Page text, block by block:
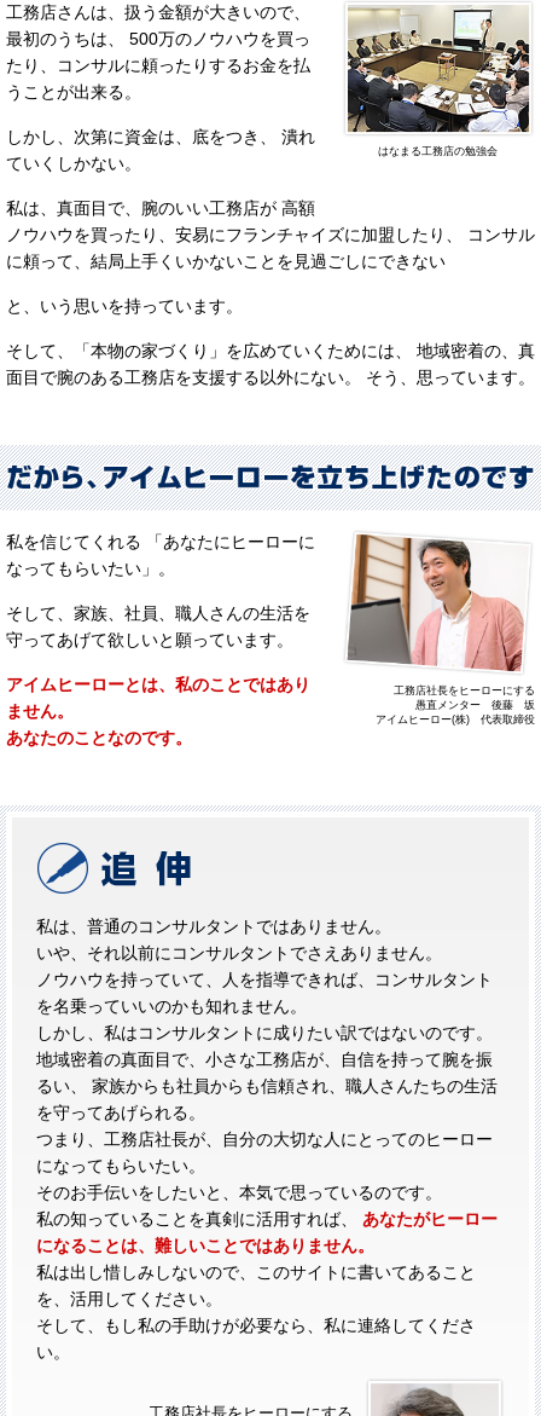
はなまる工務店の勉強会
工務店さんは、扱う金額が大きいので、
最初のうちは、 500万のノウハウを買っ
たり、コンサルに頼ったりするお金を払
うことが出来る。
しかし、次第に資金は、底をつき、 潰れ
ていくしかない。
私は、真面目で、腕のいい工務店が 高額
ノウハウを買ったり、安易にフランチャイズに加盟したり、 コンサル
に頼って、結局上手くいかないことを見過ごしにできない
と、いう思いを持っています。
そして、「本物の家づくり」を広めていくためには、 地域密着の、真
面目で腕のある工務店を支援する以外にない。 そう、思っています。
工務店社長をヒーローにする
愚直メンター 後藤 坂
アイムヒーロー(株) 代表取締役
私を信じてくれる 「あなたにヒーローに
なってもらいたい」。
そして、家族、社員、職人さんの生活を
守ってあげて欲しいと願っています。
アイムヒーローとは、私のことではあり
ません。
あなたのことなのです。
私は、普通のコンサルタントではありません。
いや、それ以前にコンサルタントでさえありません。
ノウハウを持っていて、人を指導できれば、コンサルタント
を名乗っていいのかも知れません。
しかし、私はコンサルタントに成りたい訳ではないのです。
地域密着の真面目で、小さな工務店が、自信を持って腕を振
るい、 家族からも社員からも信頼され、職人さんたちの生活
を守ってあげられる。
つまり、工務店社長が、自分の大切な人にとってのヒーロー
になってもらいたい。
そのお手伝いをしたいと、本気で思っているのです。
私の知っていることを真剣に活用すれば、 あなたがヒーロー
になることは、難しいことではありません。
私は出し惜しみしないので、このサイトに書いてあること
を、活用してください。
そして、もし私の手助けが必要なら、私に連絡してくださ
い。